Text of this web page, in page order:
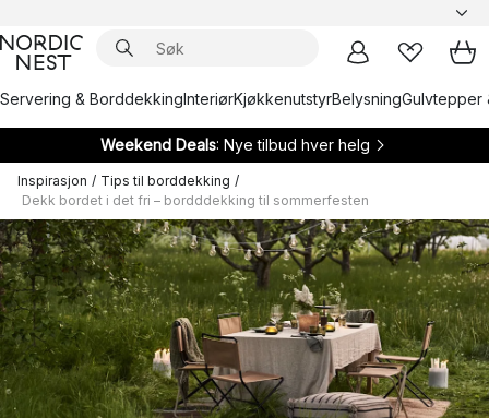
Servering & BorddekkingInteriørKjøkkenutstyrBelysningGulvtepper
Weekend Deals: Nye tilbud hver helg
Inspirasjon / Tips til borddekking /
Dekk bordet i det fri – bordddekking til sommerfesten